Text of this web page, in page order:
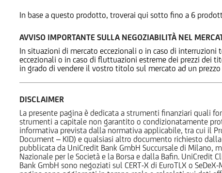
In base a questo prodotto, troverai qui sotto fino a 6
AVVISO IMPORTANTE SULLA NEGOZIABILITÀ NEL
In situazioni di mercato eccezionali o in caso di
eccezionali o in caso di fluttuazioni estreme dei prezzi dei
in grado di vendere il vostro titolo sul mercato ad un
DISCLAIMER
La presente pagina è dedicata a strumenti finanziari quali
strumenti a capitale non garantito o condizionatamente
informativa prevista dalla normativa applicabile, tra cui il
Document – KID) e qualsiasi altro documento richiesto
pubblicata da UniCredit Bank GmbH Succursale di Milano,
Nazionale per le Società e la Borsa e dalla Bafin. UniCredit
Bank GmbH sono negoziati sul CERT-X di EuroTLX o